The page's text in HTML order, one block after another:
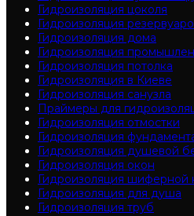
Гидроизоляция цоколя
Гидроизоляция
Гидроизоляция дома
Гидроизоляция
Гидроизоляция потолка
Гидроизоляция в Киеве
Гидроизоляция санузла
Праймеры для
Гидроизоляция отмостки
Гидроизоляция
Гидроизоляция душевой
Гидроизоляция окон
Гидроизоляция шиферной
Гидроизоляция для душа
Гидроизоляция труб